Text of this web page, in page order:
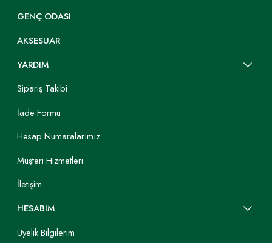
GENÇ ODASI
AKSESUAR
YARDIM
Sipariş Takibi
İade Formu
Hesap Numaralarımız
Müşteri Hizmetleri
İletişim
HESABIM
Üyelik Bilgilerim